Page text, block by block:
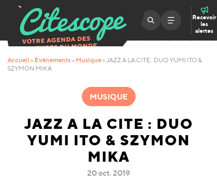
Recevoir
les
alertes
Accueil » Événements » Musique » JAZZ A LA CITE : DUO YUMI ITO &
SZYMON MIKA
MUSIQUE
JAZZ A LA CITE : DUO
YUMI ITO & SZYMON
MIKA
20 oct. 2019